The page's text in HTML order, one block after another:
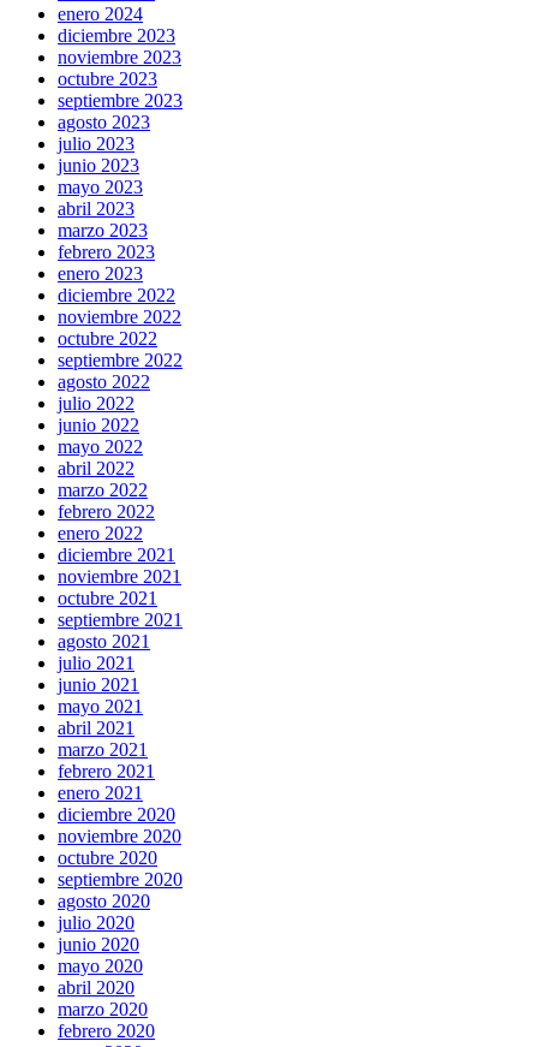
enero 2024
diciembre 2023
noviembre 2023
octubre 2023
septiembre 2023
agosto 2023
julio 2023
junio 2023
mayo 2023
abril 2023
marzo 2023
febrero 2023
enero 2023
diciembre 2022
noviembre 2022
octubre 2022
septiembre 2022
agosto 2022
julio 2022
junio 2022
mayo 2022
abril 2022
marzo 2022
febrero 2022
enero 2022
diciembre 2021
noviembre 2021
octubre 2021
septiembre 2021
agosto 2021
julio 2021
junio 2021
mayo 2021
abril 2021
marzo 2021
febrero 2021
enero 2021
diciembre 2020
noviembre 2020
octubre 2020
septiembre 2020
agosto 2020
julio 2020
junio 2020
mayo 2020
abril 2020
marzo 2020
febrero 2020